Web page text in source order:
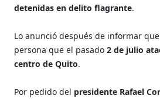
detenidas en delito flagrante.
Lo anunció después de informar
persona que el pasado 2 de julio
centro de Quito.
Por pedido del presidente Rafael